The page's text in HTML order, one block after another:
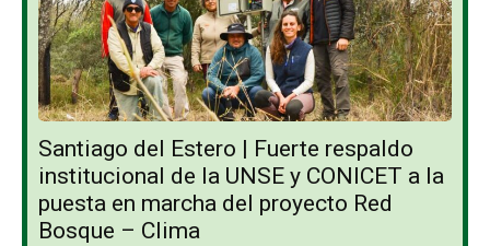
Santiago del Estero | Fuerte respaldo
institucional de la UNSE y CONICET a la
puesta en marcha del proyecto Red
Bosque – Clima